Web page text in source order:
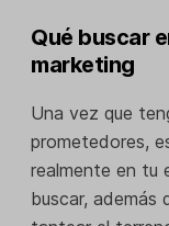
Qué buscar
marketing
Una vez que
prometedores,
realmente en tu
buscar, además